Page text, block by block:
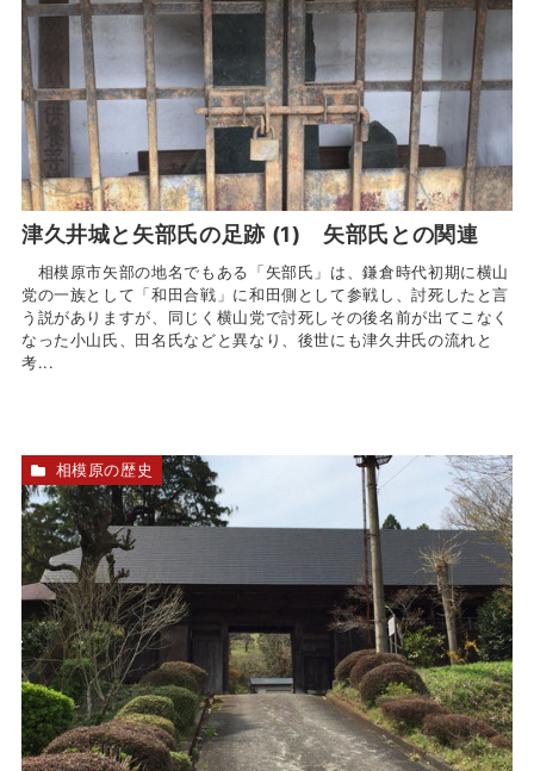
津久井城と矢部氏の足跡 (1) 矢部氏との関連
相模原市矢部の地名でもある「矢部氏」は、鎌倉時代初期に横山
党の一族として「和田合戦」に和田側として参戦し、討死したと言
う説がありますが、同じく横山党で討死しその後名前が出てこなく
なった小山氏、田名氏などと異なり、後世にも津久井氏の流れと
考...
相模原の歴史